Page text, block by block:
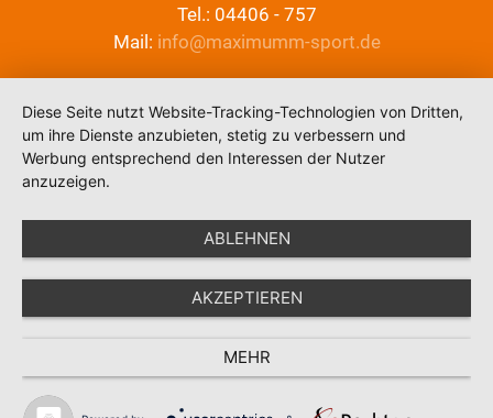
Tel.: 04406 - 757
Mail: info@maximumm-sport.de
Diese Seite nutzt Website-Tracking-Technologien von Dritten,
um ihre Dienste anzubieten, stetig zu verbessern und
Werbung entsprechend den Interessen der Nutzer
anzuzeigen.
ABLEHNEN
AKZEPTIEREN
MEHR